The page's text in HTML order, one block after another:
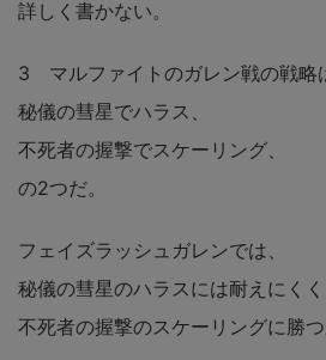
詳しく書かない。
3 マルファイトのガレン戦の戦略
秘儀の彗星でハラス、
不死者の握撃でスケーリング、
の2つだ。
フェイズラッシュガレンでは、
秘儀の彗星のハラスには耐えにくく
不死者の握撃のスケーリングに勝つ